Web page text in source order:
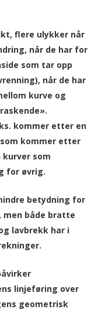
flere ulykker når
når de har for
som tar opp
når de har
kurve og
kommer etter en
kommer etter
som
for øvrig.
betydning for
men både bratte
lavbrekk har i
linjeføring over
geometrisk